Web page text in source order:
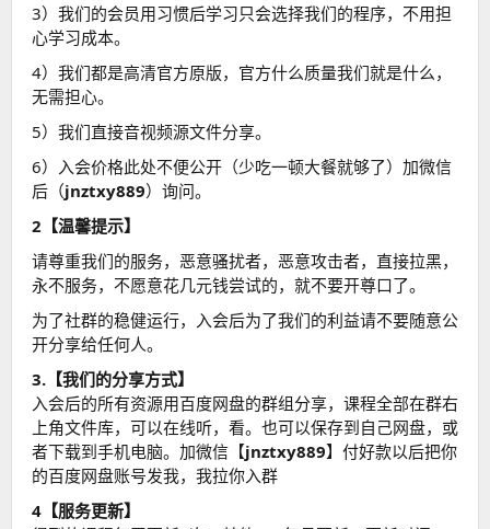
3）我们的会员用习惯后学习只会选择我们的程序，不用担
心学习成本。
4）我们都是高清官方原版，官方什么质量我们就是什么，
无需担心。
5）我们直接音视频源文件分享。
6）入会价格此处不便公开（少吃一顿大餐就够了）加微信
后（jnztxy889）询问。
2【温馨提示】
请尊重我们的服务，恶意骚扰者，恶意攻击者，直接拉黑，
永不服务，不愿意花几元钱尝试的，就不要开尊口了。
为了社群的稳健运行，入会后为了我们的利益请不要随意公
开分享给任何人。
3.【我们的分享方式】
入会后的所有资源用百度网盘的群组分享，课程全部在群右
上角文件库，可以在线听，看。也可以保存到自己网盘，或
者下载到手机电脑。加微信【jnztxy889】付好款以后把你
的百度网盘账号发我，我拉你入群
4【服务更新】